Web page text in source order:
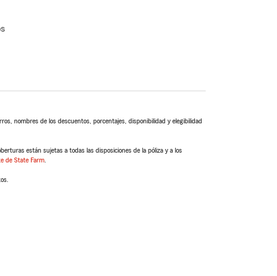
nombres de los descuentos, porcentajes, disponibilidad y elegibilidad
están sujetas a todas las disposiciones de la póliza y a los
de State Farm